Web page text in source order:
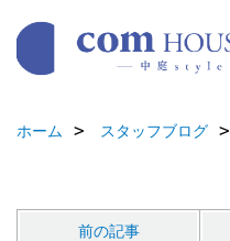
ホーム スタッフブログ
前の記事